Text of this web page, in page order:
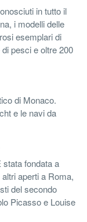
in tutto il
i modelli delle
esemplari di
pesci e oltre 200
di Monaco.
e le navi da
stata fondata a
aperti a Roma,
del secondo
Picasso e Louise